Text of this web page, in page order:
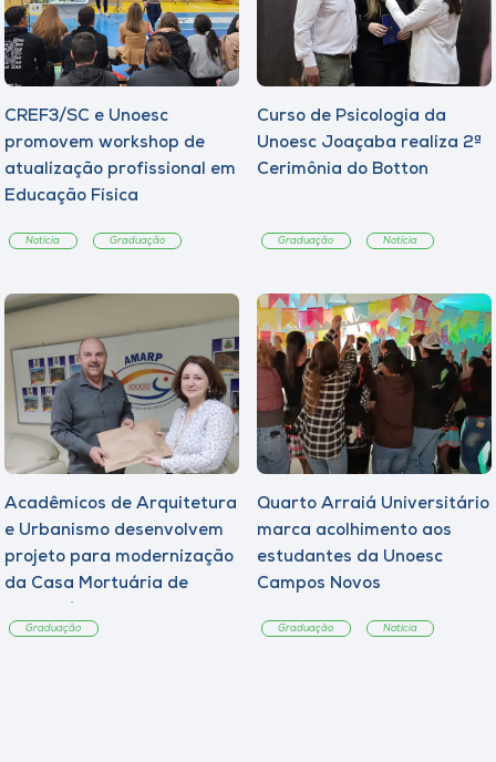
CREF3/SC e Unoesc
promovem workshop de
atualização profissional em
Educação Física
Notícia Graduação
Curso de Psicologia da
Unoesc Joaçaba realiza 2ª
Cerimônia do Botton
Graduação Notícia
Acadêmicos de Arquitetura
e Urbanismo desenvolvem
projeto para modernização
da Casa Mortuária de
Graduação
Quarto Arraiá Universitário
marca acolhimento aos
estudantes da Unoesc
Campos Novos
Graduação Notícia